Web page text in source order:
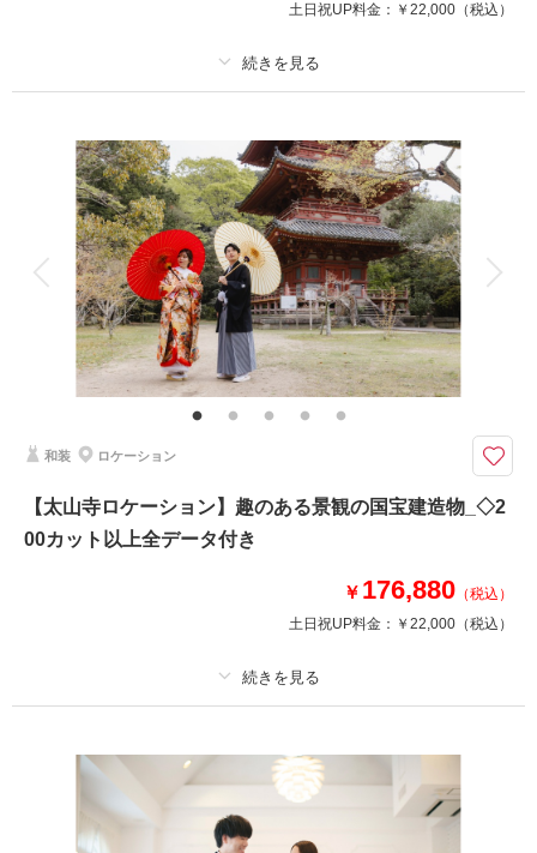
土日祝UP料金： ￥22,000 （税込）
撮影料 新婦衣装1着 新郎衣装1着
着付け ヘアメイク 小物一式
アルバム データ 200 カット 台紙付写真
衣装追加 会食 挙式
家族と撮影 家族用衣装レンタル ペットと撮影
シーズン料金２万円がOFF!
境内は神聖な雰囲気のある本殿があり、極めて貴重な場所で撮影ができま
・全データ（美肌・スタイルアップ補正付き）
・新婦ヘアメイク・アテンド
・衣装小物・髪飾り(和装)
撮影日の空き
和装 ロケーション
【太山寺ロケーション】趣のある景観の国宝建造物_◇2
00カット以上全データ付き
￥ 176,880 （税込）
土日祝UP料金： ￥22,000 （税込）
撮影料 新婦衣装1着
ヘアメイク 小物一式
アルバム データ 200 カット